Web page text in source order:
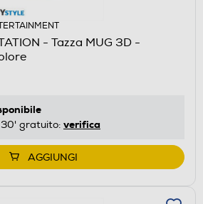
- Tazza MUG 3D -
30' gratuito: verifica
AGGIUNGI